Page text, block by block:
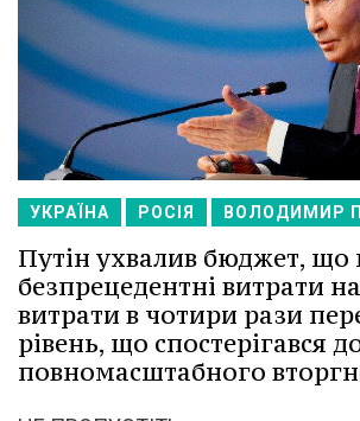
УКРАЇНА РОСІЯ ВОЛОДИМИР
Путін ухвалив бюджет, що
безпрецедентні витрати
витрати в чотири рази
рівень, що спостерігався
повномасштабного